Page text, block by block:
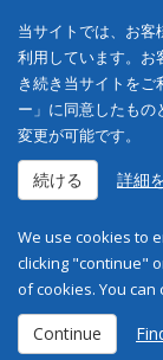
当サイトでは、お
利用しています。お
き続き当サイトを
ー」に同意したもの
変更が可能です。
続ける 詳細
We use cookies to
clicking "continue"
of cookies. You
Continue